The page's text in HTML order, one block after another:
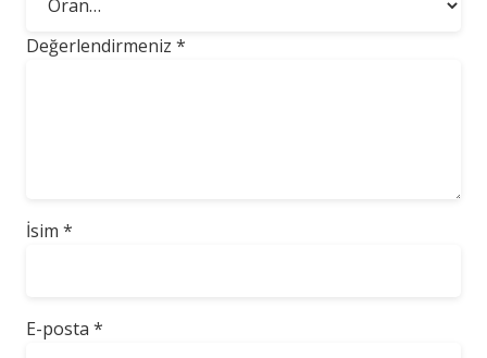
Değerlendirmeniz *
İsim *
E-posta *